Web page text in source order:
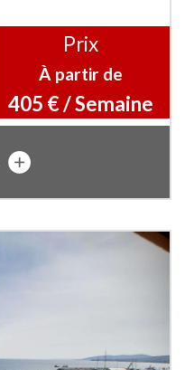
Prix
À partir de
405 € / Semaine